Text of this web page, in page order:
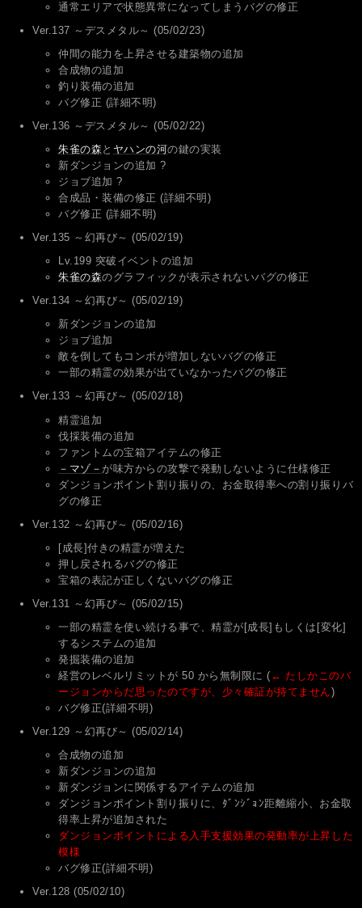
通常エリアで状態異常になってしまうバグの修正
Ver.137 ～デスメタル～ (05/02/23)
仲間の能力を上昇させる建築物の追加
合成物の追加
釣り装備の追加
バグ修正 (詳細不明)
Ver.136 ～デスメタル～ (05/02/22)
朱雀の森 と ヤハンの河の鍵の実装
新ダンジョンの追加 ?
ジョブ追加 ?
合成品・装備の修正 (詳細不明)
バグ修正 (詳細不明)
Ver.135 ～幻再び～ (05/02/19)
Lv.199 突破イベントの追加
朱雀の森のグラフィックが表示されないバグの修正
Ver.134 ～幻再び～ (05/02/19)
新ダンジョンの追加
ジョブ追加
敵を倒してもコンボが増加しないバグの修正
一部の精霊の効果が出ていなかったバグの修正
Ver.133 ～幻再び～ (05/02/18)
精霊追加
伐採装備の追加
ファントムの宝箱アイテムの修正
－マゾ－ が味方からの攻撃で発動しないように仕様修正
ダンジョンポイント割り振りの、お金取得率への割り振りバ
グの修正
Ver.132 ～幻再び～ (05/02/16)
[成長]付きの精霊が増えた
押し戻されるバグの修正
宝箱の表記が正しくないバグの修正
Ver.131 ～幻再び～ (05/02/15)
一部の精霊を使い続ける事で、精霊が[成長]もしくは[変化]
するシステムの追加
発掘装備の追加
経営のレベルリミットが 50 から無制限に ( ← たしかこのバ
ージョンからだ思ったのですが、少々確証が持てません)
バグ修正(詳細不明)
Ver.129 ～幻再び～ (05/02/14)
合成物の追加
新ダンジョンの追加
新ダンジョンに関係するアイテムの追加
ダンジョンポイント割り振りに、ﾀﾞﾝｼﾞｮﾝ距離縮小、お金取
得率上昇が追加された
ダンジョンポイントによる入手支援効果の発動率が上昇した
模様
バグ修正(詳細不明)
Ver.128 (05/02/10)